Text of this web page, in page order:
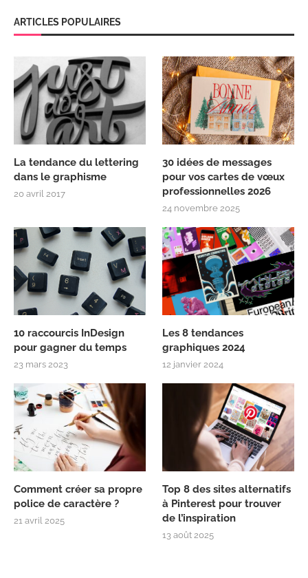
ARTICLES POPULAIRES
La tendance du lettering
dans le graphisme
20 avril 2017
30 idées de messages
pour vos cartes de vœux
professionnelles 2026
24 novembre 2025
10 raccourcis InDesign
pour gagner du temps
23 mars 2023
Les 8 tendances
graphiques 2024
12 janvier 2024
Comment créer sa propre
police de caractère ?
21 avril 2025
Top 8 des sites alternatifs
à Pinterest pour trouver
de l’inspiration
13 août 2025